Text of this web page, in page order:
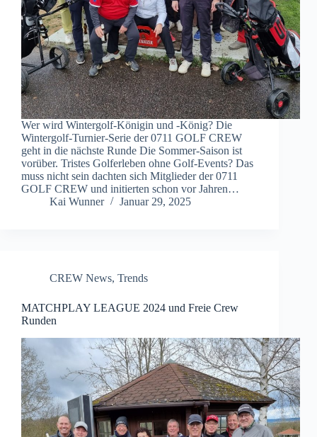
Wer wird Wintergolf-Königin und -König? Die
Wintergolf-Turnier-Serie der 0711 GOLF CREW
geht in die nächste Runde Die Sommer-Saison ist
vorüber. Tristes Golferleben ohne Golf-Events? Das
muss nicht sein dachten sich Mitglieder der 0711
GOLF CREW und initierten schon vor Jahren…
Kai Wunner
Januar 29, 2025
CREW News, Trends
MATCHPLAY LEAGUE 2024 und Freie Crew
Runden